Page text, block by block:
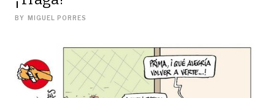
BY MIGUEL PORRES